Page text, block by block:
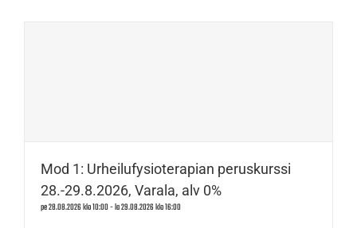
Mod 1: Urheilufysioterapian peruskurssi
28.-29.8.2026, Varala, alv 0%
pe 28.08.2026 klo 10:00-la 29.08.2026 klo 16:00